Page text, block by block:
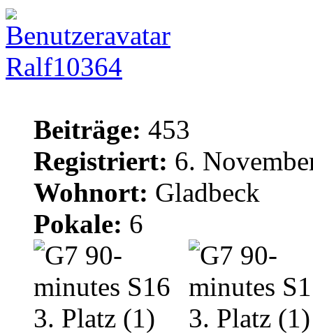
Ralf10364
Beiträge: 453
Registriert: 6.
Wohnort: Gladbeck
Pokale: 6